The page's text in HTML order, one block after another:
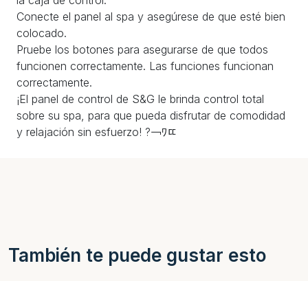
Conecte el panel al spa y asegúrese de que esté bien
colocado.
Pruebe los botones para asegurarse de que todos
funcionen correctamente. Las funciones funcionan
correctamente.
¡El panel de control de S&G le brinda control total
sobre su spa, para que pueda disfrutar de comodidad
y relajación sin esfuerzo! ?￢ﾜﾨ
También te puede gustar esto